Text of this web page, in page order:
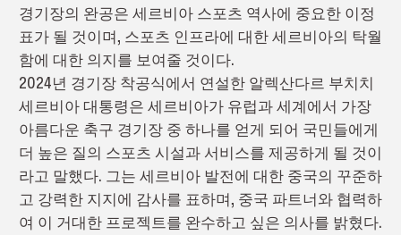
경기장의 완공은 세르비아 스포츠 역사에 중요한 이정
표가 될 것이며, 스포츠 인프라에 대한 세르비아의 탁월
함에 대한 의지를 보여줄 것이다.
2024년 경기장 착공식에서 연설한 알렉산다르 부치치
세르비아 대통령은 세르비아가 유럽과 세계에서 가장
아름다운 축구 경기장 중 하나를 얻게 되어 국민들에게
더 높은 질의 스포츠 시설과 서비스를 제공하게 될 것이
라고 말했다. 그는 세르비아 발전에 대한 중국의 꾸준하
고 강력한 지지에 감사를 표하며, 중국 파트너와 협력하
여 이 거대한 프로젝트를 완수하고 싶은 의사를 밝혔다.